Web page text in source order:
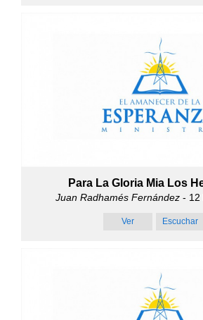
Para La Gloria Mia Los
Juan Radhamés Fernández - 12
Ver Escuchar